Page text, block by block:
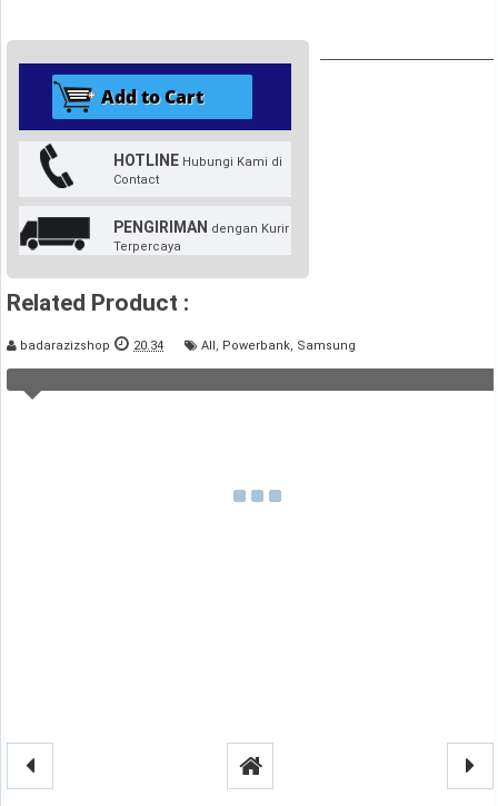
HOTLINE Hubungi Kami di
Contact
PENGIRIMAN dengan Kurir
Terpercaya
Related Product :
badarazizshop 20.34 All Powerbank Samsung